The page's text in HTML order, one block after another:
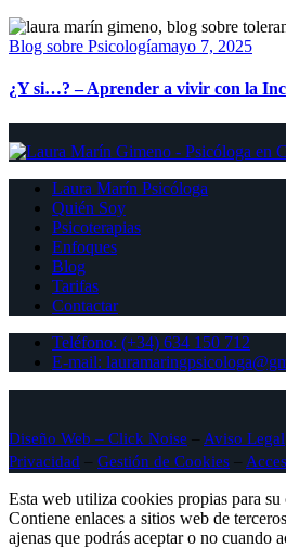
Blog sobre Psicologíamayo 7, 2025
¿Y si…? – Aprender a vivir con la
Laura Marín Psicóloga
Quién Soy
Psicoterapias
Enfoques
Blog
Tarifas
Contactar
Teléfono: (+34) 634 150 712
E-mail:
Diseño Web – Click Noise – Aviso Legal
Privacidad – Gestión de Cookies –
Esta web utiliza cookies propias para
Contiene enlaces a sitios web de
ajenas que podrás aceptar o no cuando